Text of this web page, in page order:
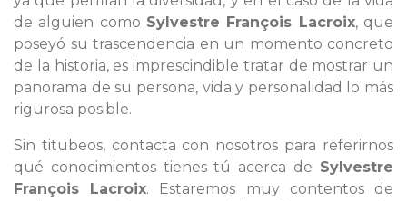
de alguien como Sylvestre François Lacroix, que
poseyó su trascendencia en un momento concreto
de la historia, es imprescindible tratar de mostrar un
panorama de su persona, vida y personalidad lo más
rigurosa posible.
Sin titubeos, contacta con nosotros para referirnos
qué conocimientos tienes tú acerca de Sylvestre
François Lacroix. Estaremos muy contentos de